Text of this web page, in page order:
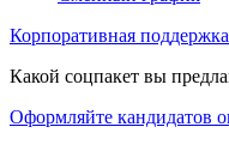
Корпоративная
Какой соцпакет вы
Оформляйте кандидатов